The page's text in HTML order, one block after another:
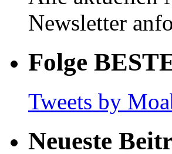
Newsletter
Folge
Tweets by
Neueste